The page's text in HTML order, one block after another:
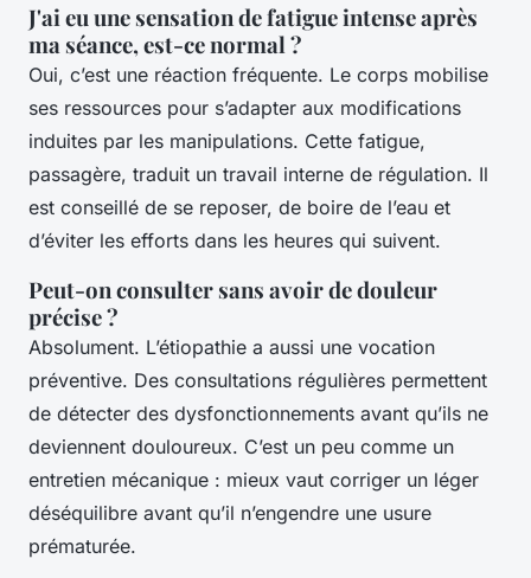
J'ai eu une sensation de fatigue intense après
ma séance, est-ce normal ?
Oui, c’est une réaction fréquente. Le corps mobilise
ses ressources pour s’adapter aux modifications
induites par les manipulations. Cette fatigue,
passagère, traduit un travail interne de régulation. Il
est conseillé de se reposer, de boire de l’eau et
d’éviter les efforts dans les heures qui suivent.
Peut-on consulter sans avoir de douleur
précise ?
Absolument. L’étiopathie a aussi une vocation
préventive. Des consultations régulières permettent
de détecter des dysfonctionnements avant qu’ils ne
deviennent douloureux. C’est un peu comme un
entretien mécanique : mieux vaut corriger un léger
déséquilibre avant qu’il n’engendre une usure
prématurée.